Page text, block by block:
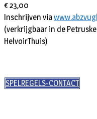
€ 23,00
Inschrijven via
(verkrijgbaar in de
HelvoirThuis)
SPELREGELS-CONTACT